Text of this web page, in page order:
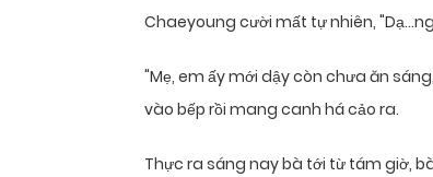
Chaeyoung cười mất tự nhiên,
"Mẹ, em ấy mới dậy còn chưa ăn
vào bếp rồi mang canh há cảo ra.
Thực ra sáng nay bà tới từ tám giờ,